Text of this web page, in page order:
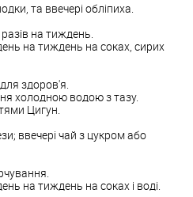
та ввечері обліпиха.
на тиждень.
на тиждень на соках, сирих
здоров'я.
холодною водою з тазу.
Цигун.
ввечері чай з цукром або
на тиждень на соках і воді.